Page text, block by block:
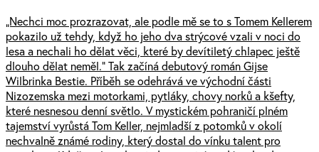
„Nechci moc prozrazovat, ale podle mě se to s Tomem Kellerem
pokazilo už tehdy, když ho jeho dva strýcové vzali v noci do
lesa a nechali ho dělat věci, které by devítiletý chlapec ještě
dlouho dělat neměl.“ Tak začíná debutový román Gijse
Wilbrinka Bestie. Příběh se odehrává ve východní části
Nizozemska mezi motorkami, pytláky, chovy norků a kšefty,
které nesnesou denní světlo. V mystickém pohraničí plném
tajemství vyrůstá Tom Keller, nejmladší z potomků v okolí
nechvalně známé rodiny, který dostal do vínku talent pro